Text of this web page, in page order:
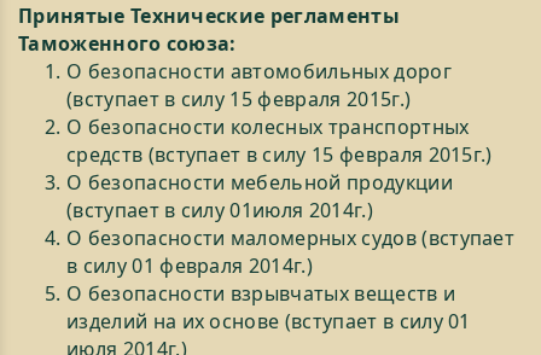
Принятые Технические регламенты
Таможенного союза:
О безопасности автомобильных дорог
(вступает в силу 15 февраля 2015г.)
О безопасности колесных транспортных
средств (вступает в силу 15 февраля 2015г.)
О безопасности мебельной продукции
(вступает в силу 01июля 2014г.)
О безопасности маломерных судов (вступает
в силу 01 февраля 2014г.)
О безопасности взрывчатых веществ и
изделий на их основе (вступает в силу 01
июля 2014г.)